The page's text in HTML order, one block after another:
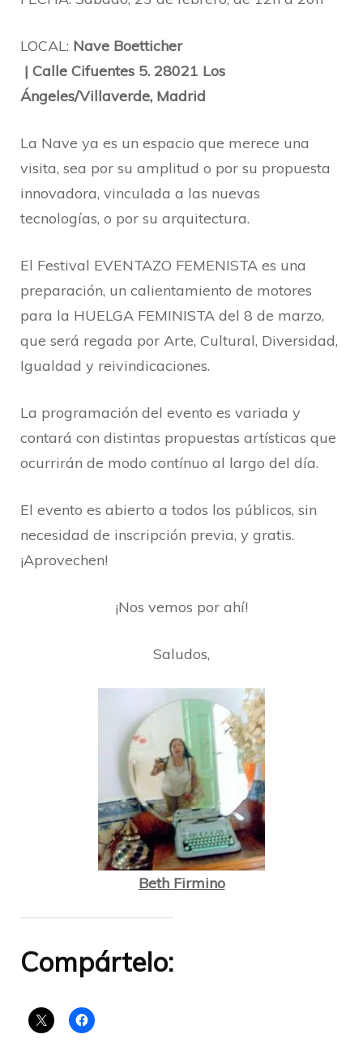
LOCAL: Nave Boetticher
| Calle Cifuentes 5. 28021 Los
Ángeles/Villaverde, Madrid
La Nave ya es un espacio que merece una
visita, sea por su amplitud o por su propuesta
innovadora, vinculada a las nuevas
tecnologías, o por su arquitectura.
El Festival EVENTAZO FEMENISTA es una
preparación, un calientamiento de motores
para la HUELGA FEMINISTA del 8 de marzo,
que será regada por Arte, Cultural, Diversidad,
Igualdad y reivindicaciones.
La programación del evento es variada y
contará con distintas propuestas artísticas que
ocurrirán de modo contínuo al largo del día.
El evento es abierto a todos los públicos, sin
necesidad de inscripción previa, y gratis.
¡Aprovechen!
¡Nos vemos por ahí!
Saludos,
Beth Firmino
Compártelo: